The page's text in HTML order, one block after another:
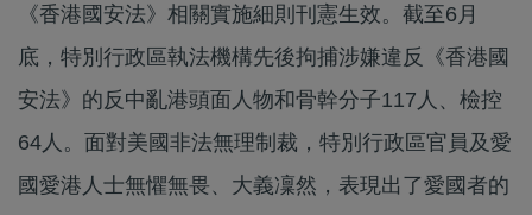
《香港國安法》相關實施細則刊憲生效。截至6月
底，特別行政區執法機構先後拘捕涉嫌違反《香港國
安法》的反中亂港頭面人物和骨幹分子117人、檢控
64人。面對美國非法無理制裁，特別行政區官員及愛
國愛港人士無懼無畏、大義凜然，表現出了愛國者的